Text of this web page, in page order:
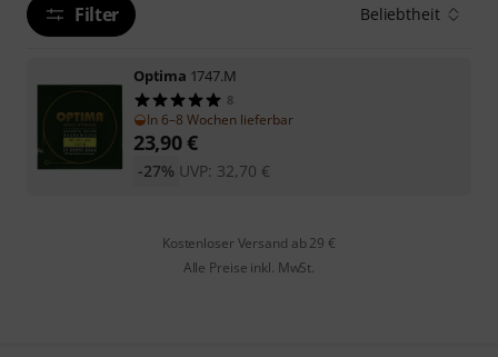
Filter Beliebtheit
Optima 1747.M
8
In 6–8 Wochen lieferbar
23,90€
UVP: 32,70 €
-27%
Kostenloser Versand ab 29 €
Alle Preise inkl. MwSt.